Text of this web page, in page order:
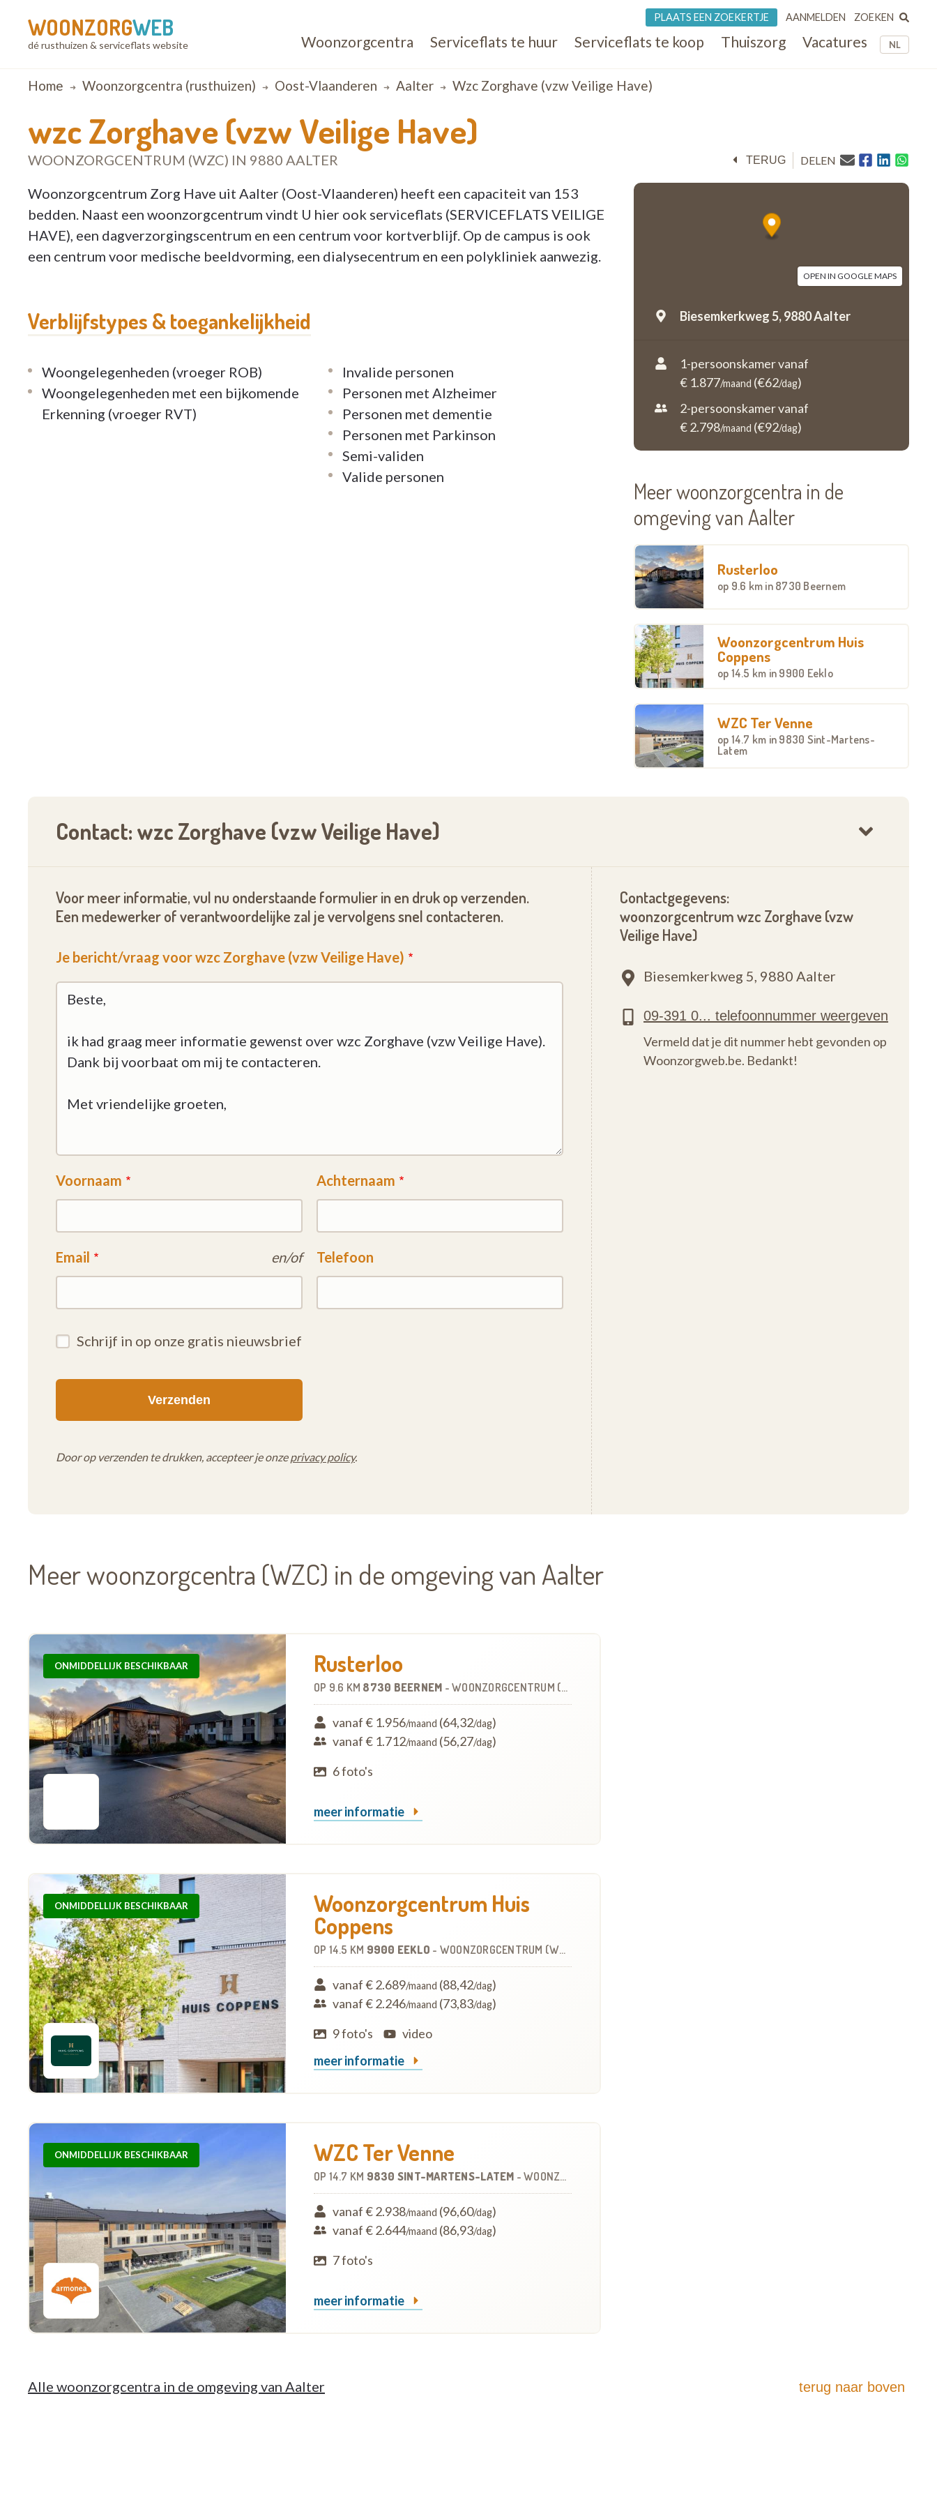
WOONZORGWEB
dé rusthuizen & serviceflats website NL
Woonzorgcentra Serviceflats te huur Serviceflats te koop Thuiszorg Vacatures
PLAATS EEN ZOEKERTJE AANMELDEN ZOEKEN
Breadcrumb
Home Woonzorgcentra (rusthuizen) Oost-Vlaanderen Aalter Wzc Zorghave (vzw Veilige Have)
wzc Zorghave (vzw Veilige Have)
WOONZORGCENTRUM (WZC) IN 9880 AALTER TERUG DELEN
OPEN IN GOOGLE MAPS
Biesemkerkweg 5,9880 Aalter
1-persoonskamer vanaf
€ 1.877/maand (€62/dag)
2-persoonskamer vanaf
€ 2.798/maand (€92/dag)
Woonzorgcentrum Zorg Have uit Aalter (Oost-Vlaanderen) heeft een capaciteit van 153
bedden. Naast een woonzorgcentrum vindt U hier ook serviceflats (SERVICEFLATS VEILIGE
HAVE), een dagverzorgingscentrum en een centrum voor kortverblijf. Op de campus is ook
een centrum voor medische beeldvorming, een dialysecentrum en een polykliniek aanwezig.
Verblijfstypes & toegankelijkheid
Woongelegenheden (vroeger ROB)
Woongelegenheden met een bijkomende
Erkenning (vroeger RVT)
Invalide personen
Personen met Alzheimer
Personen met dementie
Personen met Parkinson
Semi-validen
Valide personen
Meer woonzorgcentra in de
omgeving van Aalter
Rusterloo
op 9.6 km in 8730 Beernem
Woonzorgcentrum Huis
Coppens
op 14.5 km in 9900 Eeklo
WZC Ter Venne
op 14.7 km in 9830 Sint-Martens-
Latem
Contact: wzc Zorghave (vzw Veilige Have)
Voor meer informatie, vul nu onderstaande formulier in en druk op verzenden.
Een medewerker of verantwoordelijke zal je vervolgens snel contacteren.
Je bericht/vraag voor wzc Zorghave (vzw Veilige Have)
Voornaam Achternaam
Email en/of Telefoon
Schrijf in op onze gratis nieuwsbrief
Door op verzenden te drukken, accepteer je onzeprivacy policy.
Contactgegevens:
woonzorgcentrum wzc Zorghave (vzw
Veilige Have)
Biesemkerkweg 5, 9880 Aalter
Vermeld dat je dit nummer hebt gevonden op
Woonzorgweb.be. Bedankt!
Meer woonzorgcentra (WZC) in de omgeving van Aalter
ONMIDDELLIJK BESCHIKBAAR Rusterloo
OP 9.6 KM 8730 BEERNEM -WOONZORGCENTRUM (WZC)
vanaf € 1.956/maand (64,32/dag)
vanaf € 1.712/maand (56,27/dag)
6 foto's
meer informatie
ONMIDDELLIJK BESCHIKBAAR Woonzorgcentrum Huis
Coppens
OP 14.5 KM 9900 EEKLO - WOONZORGCENTRUM (WZC)
vanaf € 2.689/maand (88,42/dag)
vanaf € 2.246/maand (73,83/dag)
9 foto's
video
meer informatie
ONMIDDELLIJK BESCHIKBAAR WZC Ter Venne
OP 14.7 KM 9830 SINT-MARTENS-LATEM -WOONZORGCENTRUM (WZC)
vanaf € 2.938/maand (96,60/dag)
vanaf € 2.644/maand (86,93/dag)
7 foto's
meer informatie
Alle woonzorgcentra in de omgeving van Aalter terug naar boven